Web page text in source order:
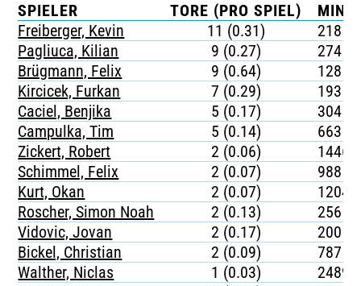
SPIELER TORE (PRO SPIEL)
Freiberger, Kevin
11 (0.31)
218
Pagliuca, Kilian
9 (0.27)
274
Brügmann, Felix
9 (0.64)
128
Kircicek, Furkan
7 (0.29)
193
Caciel, Benjika
5 (0.17)
304
Campulka, Tim
5 (0.14)
663
Zickert, Robert
2 (0.06)
1446
Schimmel, Felix
2 (0.07)
988
Kurt, Okan
2 (0.07)
1204
Roscher, Simon Noah
2 (0.13)
256
Vidovic, Jovan
2 (0.17)
200
Bickel, Christian
2 (0.09)
787
Walther, Niclas
1 (0.03)
2489